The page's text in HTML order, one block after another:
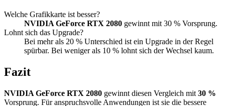
Welche Grafikkarte ist besser?
NVIDIA GeForce RTX 2080 gewinnt mit 30 % Vorsprung.
Lohnt sich das Upgrade?
Bei mehr als 20 % Unterschied ist ein Upgrade in der Regel
spürbar. Bei weniger als 10 % lohnt sich der Wechsel kaum.
Fazit
NVIDIA GeForce RTX 2080 gewinnt diesen Vergleich mit 30 %
Vorsprung. Für anspruchsvolle Anwendungen ist sie die bessere